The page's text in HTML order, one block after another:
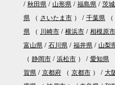
秋田県
山形県 福島県 茨
県（ さいたま市） 千葉県（
県（ 川崎市 横浜市 相模原市
富山県
石川県 福井県 山梨
（ 静岡市 浜松市） 愛知県
賀県
京都府（ 京都市） 大